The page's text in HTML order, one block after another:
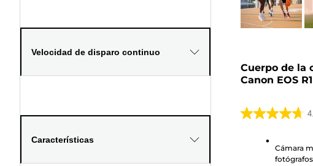
Velocidad de disparo continuo
Características
Cuerpo de la
Canon EOS R1
4.7
Cámara